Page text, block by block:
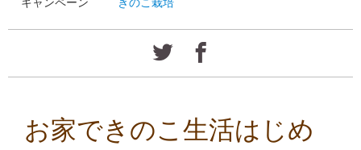
お家できのこ生活はじめ